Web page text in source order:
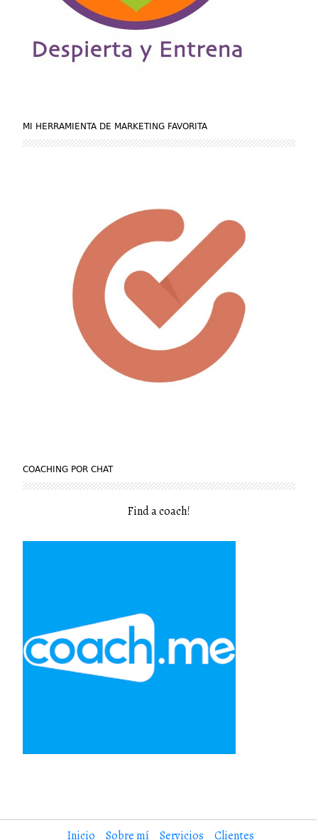
MI HERRAMIENTA DE MARKETING FAVORITA
COACHING POR CHAT
Find a coach!
Inicio Sobre mí Servicios Clientes